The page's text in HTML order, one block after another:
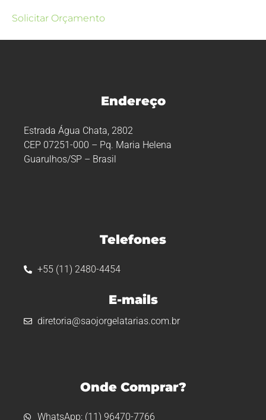
Solicitar Orçamento
Endereço
Estrada Água Chata, 2802
CEP 07251-000 – Pq. Maria Helena
Guarulhos/SP – Brasil
Telefones
+55 (11) 2480-4454
E-mails
diretoria@saojorgelatarias.com.br
Onde Comprar?
WhatsApp: (11) 96470-7766